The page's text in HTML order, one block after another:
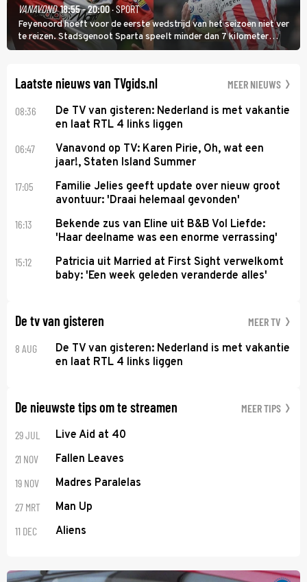
VANAVOND 18:55 - 20:00· SPORT
Feyenoord hoeft voor de eerste wedstrijd van het seizoen niet ver
te reizen. Stadsgenoot Sparta speelt minder dan 7 kilometer
verderop. Feyenoord trok de Spaanse spits Nacho Ferri aan van
Laatste nieuws van TVgids.nl MEER NIEUWS
08:36
De TV van gisteren: Nederland is met vakantie
en laat RTL 4 links liggen
06:47
Vanavond op TV: Karen Pirie, Oh, wat een
jaar!, Staten Island Summer
17:05
Familie Jelies geeft update over nieuw groot
avontuur: 'Draai helemaal gevonden'
16:13
Bekende zus van Eline uit B&B Vol Liefde:
'Haar deelname was een enorme verrassing'
15:12
Patricia uit Married at First Sight verwelkomt
baby: 'Een week geleden veranderde alles'
De tv van gisteren MEER TV
8 AUG
De TV van gisteren: Nederland is met vakantie
en laat RTL 4 links liggen
De nieuwste tips om te streamen MEER TIPS
29 JUL Live Aid at 40
21 NOV Fallen Leaves
19 NOV Madres Paralelas
27 MRT Man Up
11 DEC Aliens